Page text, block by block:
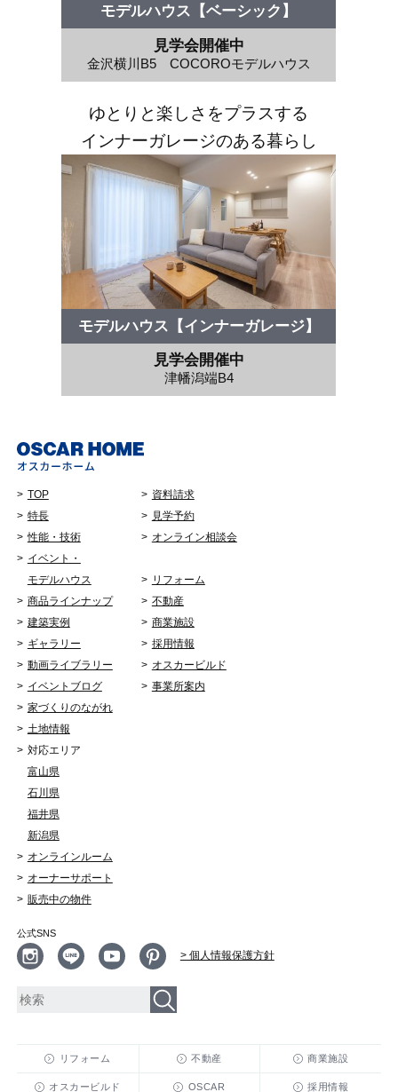
モデルハウス【ベーシック】
見学会開催中
金沢横川B5 COCOROモデルハウス
ゆとりと楽しさをプラスする
インナーガレージのある暮らし
モデルハウス【インナーガレージ】
見学会開催中
津幡潟端B4
TOP
特長
性能・技術
イベント・
モデルハウス
商品ラインナップ
建築実例
ギャラリー
動画ライブラリー
イベントブログ
家づくりのながれ
土地情報
対応エリア
富山県
石川県
福井県
新潟県
オンラインルーム
オーナーサポート
販売中の物件
資料請求
見学予約
オンライン相談会
リフォーム
不動産
商業施設
採用情報
オスカービルド
事業所案内
公式SNS
> 個人情報保護方針
リフォーム 不動産 商業施設
オスカービルド OSCAR 採用情報